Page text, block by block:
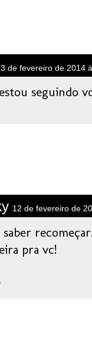
de fevereiro de 2014
seguindo
12 de fevereiro de
pra vc!